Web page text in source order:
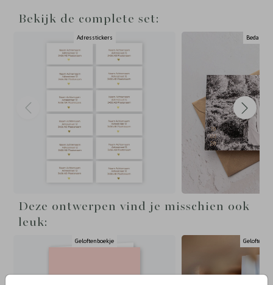
Bekijk de complete set:
Adresstickers
Deze ontwerpen vind je misschien ook
leuk:
Geloftenboekje